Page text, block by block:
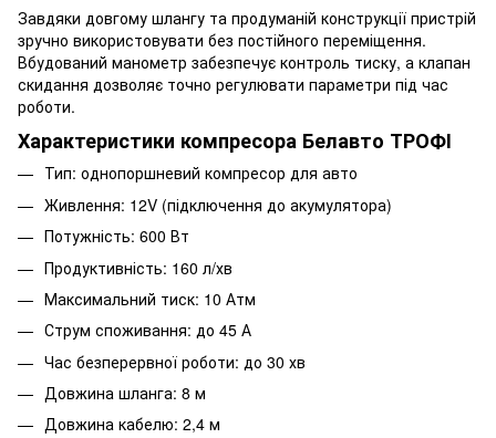
Завдяки довгому шлангу та продуманій конструкції пристрій
зручно використовувати без постійного переміщення.
Вбудований манометр забезпечує контроль тиску, а клапан
скидання дозволяє точно регулювати параметри під час
роботи.
Характеристики компресора Белавто ТРОФІ
Тип: однопоршневий компресор для авто
Живлення: 12V (підключення до акумулятора)
Потужність: 600 Вт
Продуктивність: 160 л/хв
Максимальний тиск: 10 Атм
Струм споживання: до 45 А
Час безперервної роботи: до 30 хв
Довжина шланга: 8 м
Довжина кабелю: 2,4 м